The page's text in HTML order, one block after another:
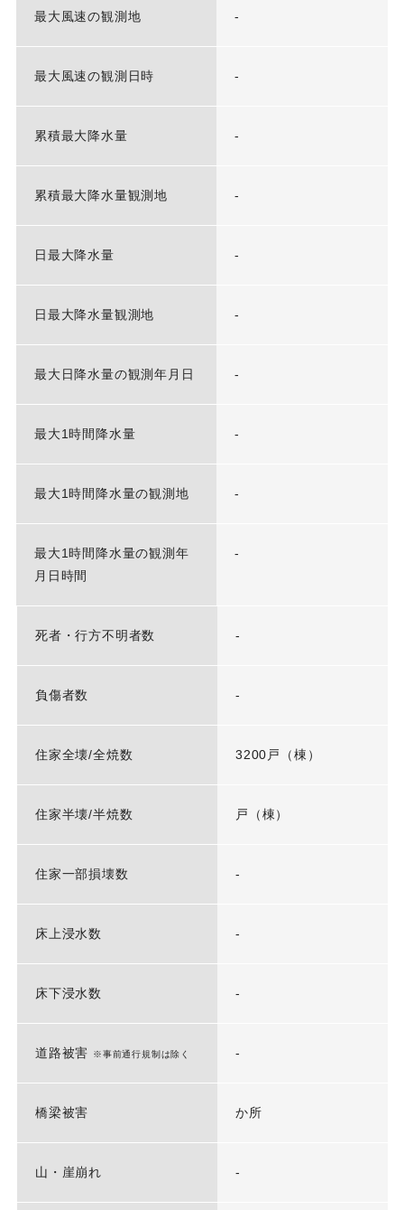
最大風速の観測地 -
最大風速の観測日時 -
累積最大降水量 -
累積最大降水量観測地 -
日最大降水量 -
日最大降水量観測地 -
最大日降水量の観測年月日 -
最大1時間降水量 -
最大1時間降水量の観測地 -
最大1時間降水量の観測年
月日時間
-
死者・行方不明者数 -
負傷者数 -
住家全壊/全焼数 3200戸（棟）
住家半壊/半焼数 戸（棟）
住家一部損壊数 -
床上浸水数 -
床下浸水数 -
道路被害 ※事前通行規制は除く -
橋梁被害 か所
山・崖崩れ -